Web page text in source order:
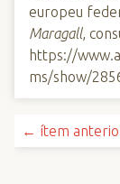
europeu
Maragall,
https://
ms/show/
← ítem